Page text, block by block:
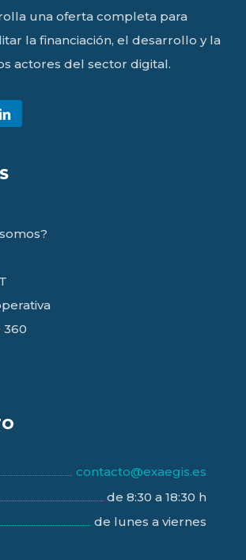
una oferta completa para
la financiación, el desarrollo y la
actores del sector digital.
360
contacto@exaegis.es
de 8:30 a 18:30 h
de lunes a viernes